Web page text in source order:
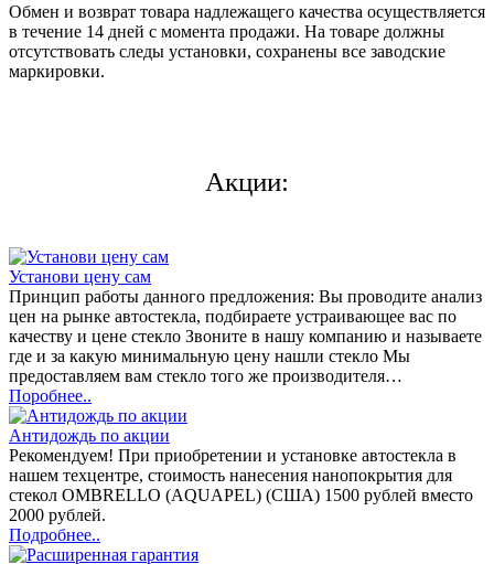
Обмен и возврат товара надлежащего качества осуществляется
в течение 14 дней с момента продажи. На товаре должны
отсутствовать следы установки, сохранены все заводские
маркировки.
Акции:
Установи цену сам
Принцип работы данного предложения: Вы проводите анализ
цен на рынке автостекла, подбираете устраивающее вас по
качеству и цене стекло Звоните в нашу компанию и называете
где и за какую минимальную цену нашли стекло Мы
предоставляем вам стекло того же производителя…
Поробнее..
Антидождь по акции
Рекомендуем! При приобретении и установке автостекла в
нашем техцентре, стоимость нанесения нанопокрытия для
стекол OMBRELLO (AQUAPEL) (США) 1500 рублей вместо
2000 рублей.
Подробнее..